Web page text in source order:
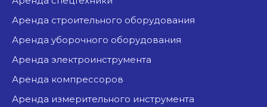
аренда строительного оборудования
аренда уборочного оборудования
аренда электроинструмента
аренда компрессоров
аренда измерительного инструмента